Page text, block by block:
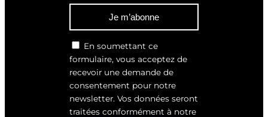
Je m’abonne
En soumettant ce
formulaire, vous acceptez de
recevoir une demande de
consentement pour notre
newsletter. Vos données seront
traitées conformément à notre